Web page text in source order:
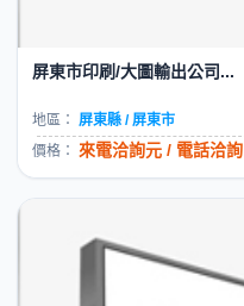
屏東市印刷/大圖輸出公司...
地區：
屏東縣 / 屏東市
價格： 來電洽詢元 / 電話洽詢